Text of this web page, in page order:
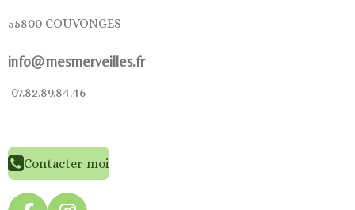
55800 COUVONGES
info@mesmerveilles.fr
07.82.89.84.46
Contacter moi